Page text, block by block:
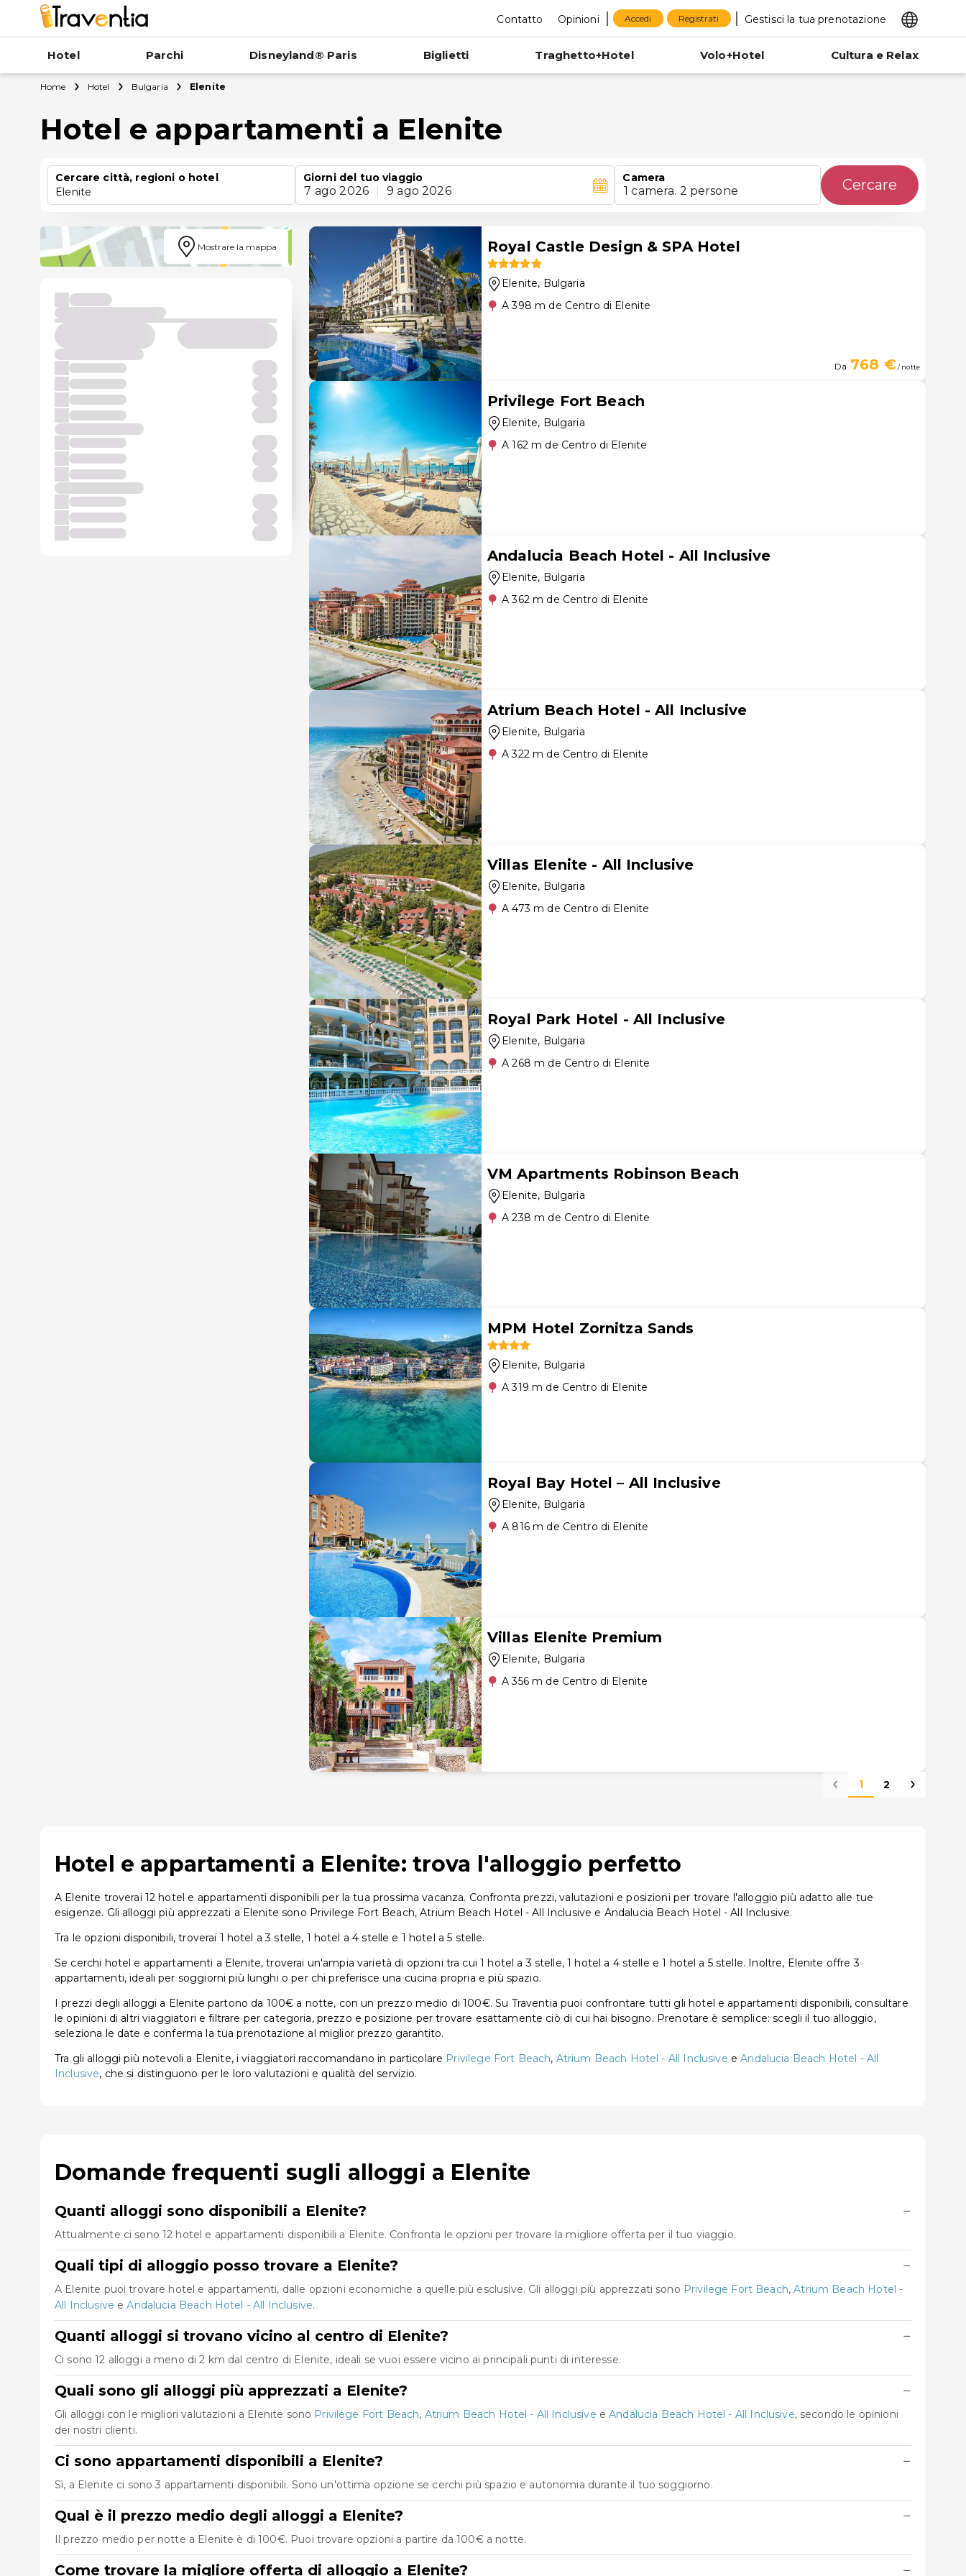
Contatto Opinioni Accedi Registrati Gestisci la tua prenotazione
Hotel Parchi Disneyland® Paris Biglietti Traghetto+Hotel Volo+Hotel Cultura e Relax
Home Hotel Bulgaria Elenite
Hotel e appartamenti a Elenite
Cercare città, regioni o hotel
Elenite
Giorni del tuo viaggio
7 ago 2026 9 ago 2026
Camera
1 camera. 2 persone Cercare
Mostrare la mappa Royal Castle Design & SPA Hotel
Elenite, Bulgaria
A 398 m de Centro di Elenite
Da 768 €/ notte
Privilege Fort Beach
Elenite, Bulgaria
A 162 m de Centro di Elenite
Andalucia Beach Hotel - All Inclusive
Elenite, Bulgaria
A 362 m de Centro di Elenite
Atrium Beach Hotel - All Inclusive
Elenite, Bulgaria
A 322 m de Centro di Elenite
Villas Elenite - All Inclusive
Elenite, Bulgaria
A 473 m de Centro di Elenite
Royal Park Hotel - All Inclusive
Elenite, Bulgaria
A 268 m de Centro di Elenite
VM Apartments Robinson Beach
Elenite, Bulgaria
A 238 m de Centro di Elenite
MPM Hotel Zornitza Sands
Elenite, Bulgaria
A 319 m de Centro di Elenite
Royal Bay Hotel – All Inclusive
Elenite, Bulgaria
A 816 m de Centro di Elenite
Villas Elenite Premium
Elenite, Bulgaria
A 356 m de Centro di Elenite
1 2
Hotel e appartamenti a Elenite: trova l'alloggio perfetto
A Elenite troverai 12 hotel e appartamenti disponibili per la tua prossima vacanza. Confronta prezzi, valutazioni e posizioni per trovare l'alloggio più adatto alle tue
esigenze. Gli alloggi più apprezzati a Elenite sono Privilege Fort Beach, Atrium Beach Hotel - All Inclusive e Andalucia Beach Hotel - All Inclusive.
Tra le opzioni disponibili, troverai 1 hotel a 3 stelle, 1 hotel a 4 stelle e 1 hotel a 5 stelle.
Se cerchi hotel e appartamenti a Elenite, troverai un'ampia varietà di opzioni tra cui 1 hotel a 3 stelle, 1 hotel a 4 stelle e 1 hotel a 5 stelle. Inoltre, Elenite offre 3
appartamenti, ideali per soggiorni più lunghi o per chi preferisce una cucina propria e più spazio.
I prezzi degli alloggi a Elenite partono da 100€ a notte, con un prezzo medio di 100€. Su Traventia puoi confrontare tutti gli hotel e appartamenti disponibili, consultare
le opinioni di altri viaggiatori e filtrare per categoria, prezzo e posizione per trovare esattamente ciò di cui hai bisogno. Prenotare è semplice: scegli il tuo alloggio,
seleziona le date e conferma la tua prenotazione al miglior prezzo garantito.
Tra gli alloggi più notevoli a Elenite, i viaggiatori raccomandano in particolare Privilege Fort Beach, Atrium Beach Hotel - All Inclusive eAndalucia Beach Hotel - All
Inclusive, che si distinguono per le loro valutazioni e qualità del servizio.
Domande frequenti sugli alloggi a Elenite
Quanti alloggi sono disponibili a Elenite? −
Attualmente ci sono 12 hotel e appartamenti disponibili a Elenite. Confronta le opzioni per trovare la migliore offerta per il tuo viaggio.
Quali tipi di alloggio posso trovare a Elenite? −
A Elenite puoi trovare hotel e appartamenti, dalle opzioni economiche a quelle più esclusive. Gli alloggi più apprezzati sono Privilege Fort Beach,Atrium Beach Hotel -
All Inclusive eAndalucia Beach Hotel - All Inclusive.
Quanti alloggi si trovano vicino al centro di Elenite? −
Ci sono 12 alloggi a meno di 2 km dal centro di Elenite, ideali se vuoi essere vicino ai principali punti di interesse.
Quali sono gli alloggi più apprezzati a Elenite? −
Gli alloggi con le migliori valutazioni a Elenite sono Privilege Fort Beach, Atrium Beach Hotel - All Inclusive eAndalucia Beach Hotel - All Inclusive, secondo le opinioni
dei nostri clienti.
Ci sono appartamenti disponibili a Elenite? −
Sì, a Elenite ci sono 3 appartamenti disponibili. Sono un'ottima opzione se cerchi più spazio e autonomia durante il tuo soggiorno.
Qual è il prezzo medio degli alloggi a Elenite? −
Il prezzo medio per notte a Elenite è di 100€. Puoi trovare opzioni a partire da 100€ a notte.
Come trovare la migliore offerta di alloggio a Elenite? −